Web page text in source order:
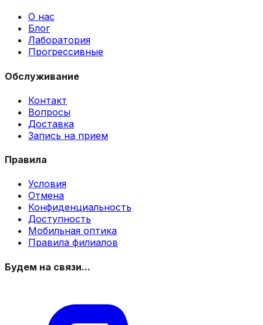
О нас
Блог
Лаборатория
Прогрессивные
Обслуживание
Контакт
Вопросы
Доставка
Запись на прием
Правила
Условия
Отмена
Конфиденциальность
Доступность
Мобильная оптика
Правила филиалов
Будем на связи...